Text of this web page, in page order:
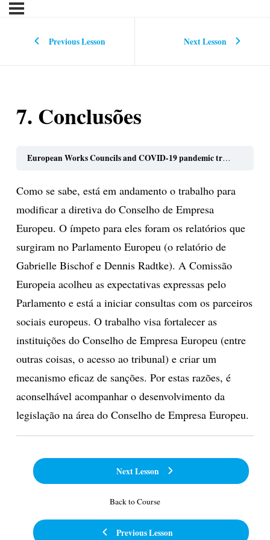
Previous Lesson Next Lesson
7. Conclusões
European Works Councils and COVID-19 pandemic training toolbox for EWC members in the metal industry (português)
Como se sabe, está em andamento o trabalho para
modificar a diretiva do Conselho de Empresa
Europeu. O ímpeto para eles foram os relatórios que
surgiram no Parlamento Europeu (o relatório de
Gabrielle Bischof e Dennis Radtke). A Comissão
Europeia acolheu as expectativas expressas pelo
Parlamento e está a iniciar consultas com os parceiros
sociais europeus. O trabalho visa fortalecer as
instituições do Conselho de Empresa Europeu (entre
outras coisas, o acesso ao tribunal) e criar um
mecanismo eficaz de sanções. Por estas razões, é
aconselhável acompanhar o desenvolvimento da
legislação na área do Conselho de Empresa Europeu.
Previous Lesson
Back to Course
Next Lesson